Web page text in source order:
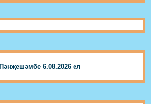
Пәнҗешәмбе 6.08.2026 ел